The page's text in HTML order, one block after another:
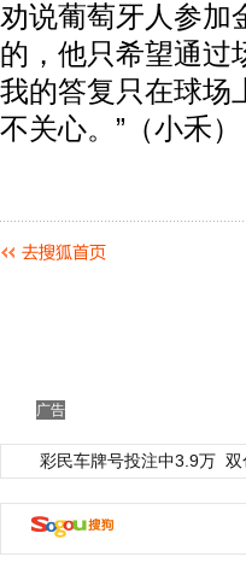
劝说葡萄牙人参加
的，他只希望通过
我的答复只在球场
不关心。”（小禾）
广告
彩民车牌号投注中3.9万 双